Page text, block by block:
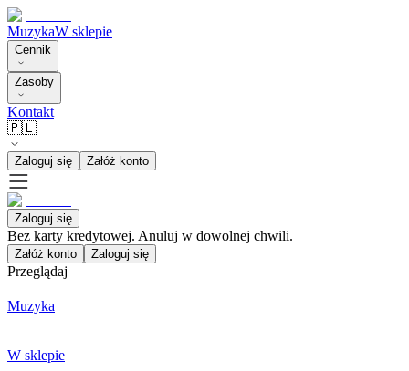
MuzykaW sklepie
Cennik
Zasoby
Kontakt
🇵🇱
Zaloguj się Załóż konto
Zaloguj się
Bez karty kredytowej. Anuluj w dowolnej chwili.
Załóż konto Zaloguj się
Przeglądaj
Muzyka
W sklepie